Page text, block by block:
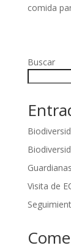
comida
Buscar
Visita de